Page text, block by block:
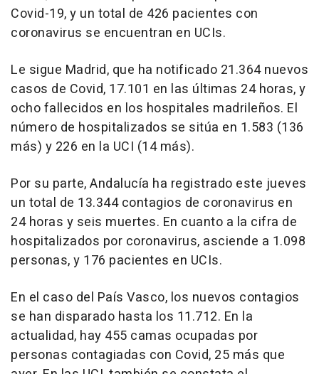
Covid-19, y un total de 426 pacientes con
coronavirus se encuentran en UCIs.
Le sigue Madrid, que ha notificado 21.364 nuevos
casos de Covid, 17.101 en las últimas 24 horas, y
ocho fallecidos en los hospitales madrileños. El
número de hospitalizados se sitúa en 1.583 (136
más) y 226 en la UCI (14 más).
Por su parte, Andalucía ha registrado este jueves
un total de 13.344 contagios de coronavirus en
24 horas y seis muertes. En cuanto a la cifra de
hospitalizados por coronavirus, asciende a 1.098
personas, y 176 pacientes en UCIs.
En el caso del País Vasco, los nuevos contagios
se han disparado hasta los 11.712. En la
actualidad, hay 455 camas ocupadas por
personas contagiadas con Covid, 25 más que